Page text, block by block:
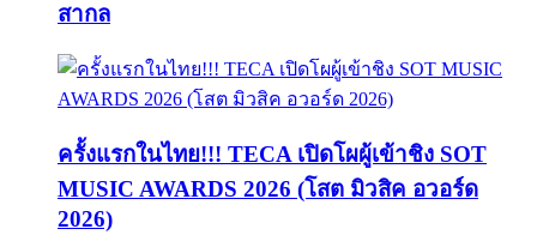
สากล
ครั้งแรกในไทย!!! TECA เปิดโผผู้เข้าชิง SOT
MUSIC AWARDS 2026 (โสต มิวสิค อวอร์ด
2026)